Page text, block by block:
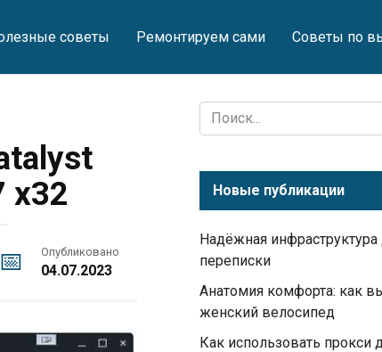
советы Ремонтируем сами Советы по
x32
Опубликовано
04.07.2023
Search
for:
Новые публикации
Надёжная
переписки
Анатомия комфорта: как
женский велосипед
Как использовать прокси